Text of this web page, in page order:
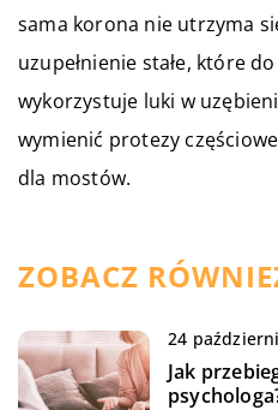
sama korona nie utrzyma
uzupełnienie stałe, które
wykorzystuje luki w
wymienić protezy
dla mostów.
ZOBACZ
24
Jak